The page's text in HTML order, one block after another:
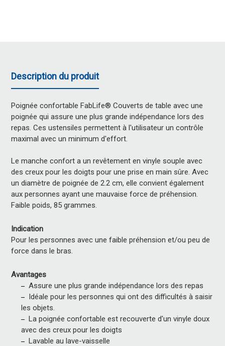
Description du produit
Poignée confortable FabLife® Couverts de table avec une
poignée qui assure une plus grande indépendance lors des
repas. Ces ustensiles permettent à l'utilisateur un contrôle
maximal avec un minimum d'effort.
Le manche confort a un revêtement en vinyle souple avec
des creux pour les doigts pour une prise en main sûre. Avec
un diamètre de poignée de 2.2 cm, elle convient également
aux personnes ayant une mauvaise force de préhension.
Faible poids, 85 grammes.
Indication
Pour les personnes avec une faible préhension et/ou peu de
force dans le bras.
Avantages
Assure une plus grande indépendance lors des repas
Idéale pour les personnes qui ont des difficultés à saisir
les objets.
La poignée confortable est recouverte d'un vinyle doux
avec des creux pour les doigts
Lavable au lave-vaisselle